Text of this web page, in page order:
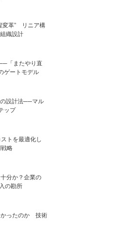
変革” リニア構
織設計
「またやり直
ゲートモデル
設計法──マル
ップ
トを最適化し
略
分か？企業の
の勘所
かったのか 技術